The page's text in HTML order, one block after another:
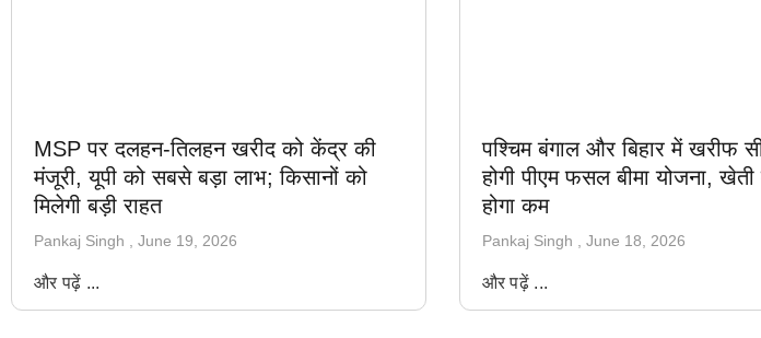
MSP पर दलहन-तिलहन खरीद को केंद्र की
मंजूरी, यूपी को सबसे बड़ा लाभ; किसानों को
मिलेगी बड़ी राहत
Pankaj Singh June 19, 2026
और पढ़ें ...
पश्चिम बंगाल और बिहार में खरीफ
होगी पीएम फसल बीमा योजना,
होगा कम
Pankaj Singh June 18, 2026
और पढ़ें ...